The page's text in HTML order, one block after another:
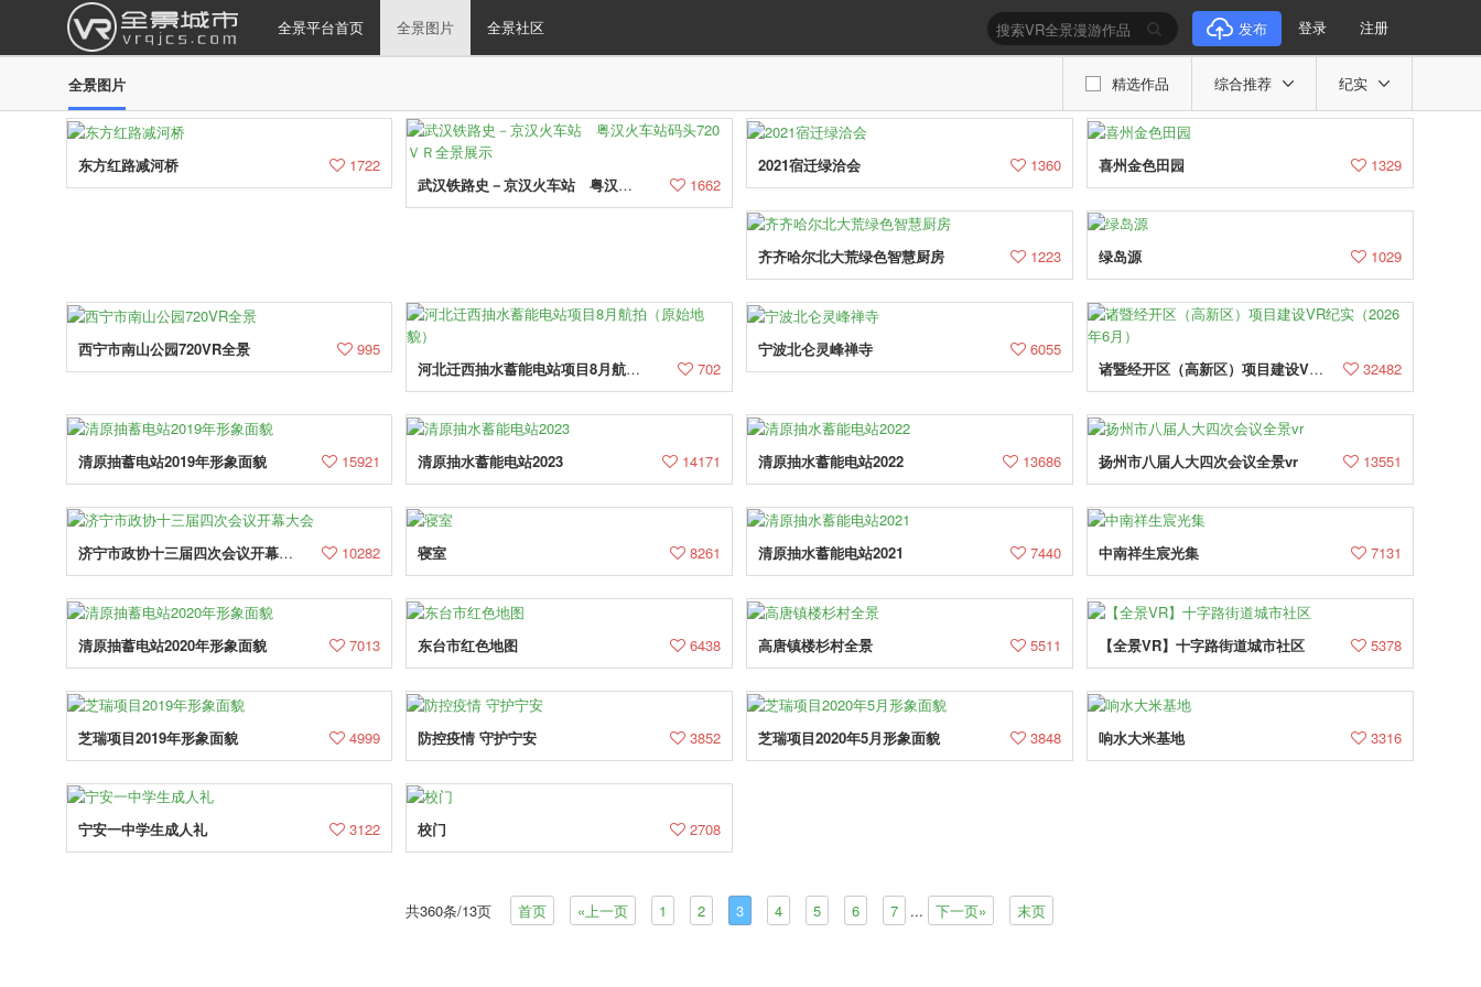
全景平台首页 全景图片 全景社区 发布 登录 注册
全景图片 精选作品 综合推荐 纪实
东方红路减河桥
1722
武汉铁路史－京汉火车站 粤汉火车站码头720ＶＲ全景展示
1662
2021宿迁绿洽会 1360 喜州金色田园 1329
齐齐哈尔北大荒绿色智慧厨房 1223 绿岛源 1029
西宁市南山公园720VR全景
995
河北迁西抽水蓄能电站项目8月航拍（原始地貌）
702
宁波北仑灵峰禅寺
6055
诸暨经开区（高新区）项目建设VR纪实（2026年6月）
32482
清原抽蓄电站2019年形象面貌 15921 清原抽水蓄能电站2023 14171 清原抽水蓄能电站2022 13686 扬州市八届人大四次会议全景vr 13551
济宁市政协十三届四次会议开幕大会 10282 寝室 8261 清原抽水蓄能电站2021 7440 中南祥生宸光集 7131
清原抽蓄电站2020年形象面貌 7013 东台市红色地图 6438 高唐镇楼杉村全景 5511 【全景VR】十字路街道城市社区 5378
芝瑞项目2019年形象面貌 4999 防控疫情 守护宁安 3852 芝瑞项目2020年5月形象面貌 3848 响水大米基地 3316
宁安一中学生成人礼 3122 校门 2708
共360条/13页 首页 «上一页 1 2 3 4 5 6 7 ... 下一页» 末页